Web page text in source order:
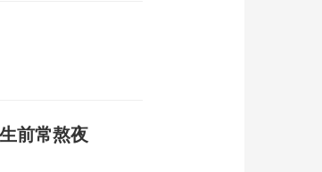
前常熬夜